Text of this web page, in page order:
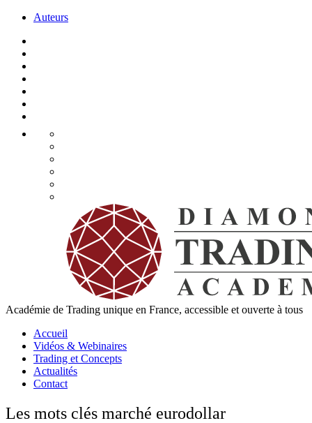
Auteurs
Académie de Trading unique en France, accessible et ouverte à tous
Accueil
Vidéos & Webinaires
Trading et Concepts
Actualités
Contact
Les mots clés marché eurodollar